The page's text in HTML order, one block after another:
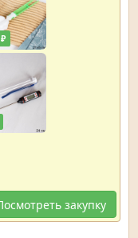
закупку